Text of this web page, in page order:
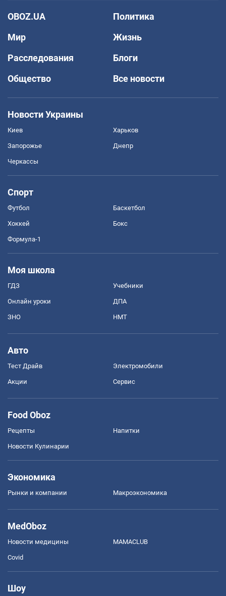
OBOZ.UA
Политика
Мир
Жизнь
Расследования
Блоги
Общество
Все новости
Новости Украины
Киев Харьков
Запорожье Днепр
Черкассы
Спорт
Футбол Баскетбол
Хоккей Бокс
Формула-1
Моя школа
ГДЗ Учебники
Онлайн уроки ДПА
ЗНО НМТ
Авто
Тест Драйв Электромобили
Акции Сервис
Food Oboz
Рецепты Напитки
Новости Кулинарии
Экономика
Рынки и компании Mакроэкономика
MedOboz
Новости медицины MAMACLUB
Covid
Шоу